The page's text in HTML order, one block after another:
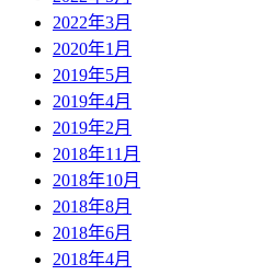
2022年3月
2020年1月
2019年5月
2019年4月
2019年2月
2018年11月
2018年10月
2018年8月
2018年6月
2018年4月